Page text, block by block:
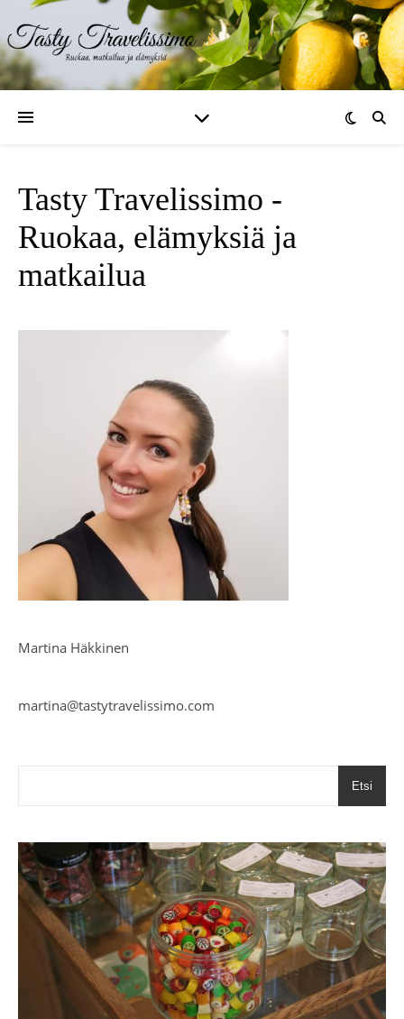
Tasty Travelissimo -
Ruokaa, elämyksiä ja
matkailua
Martina Häkkinen
martina@tastytravelissimo.com
Etsi